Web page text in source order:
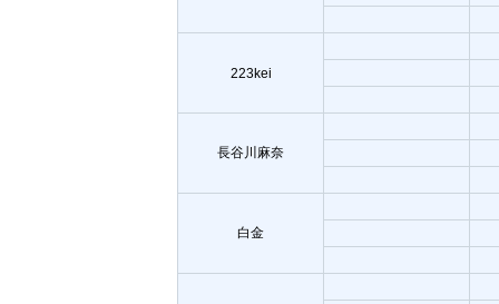
223kei
長谷川麻奈
白金